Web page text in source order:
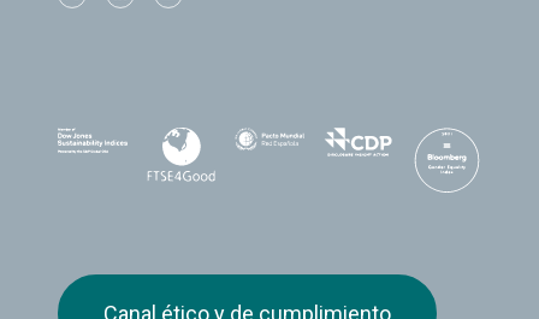
Canal ético y de cumplimiento